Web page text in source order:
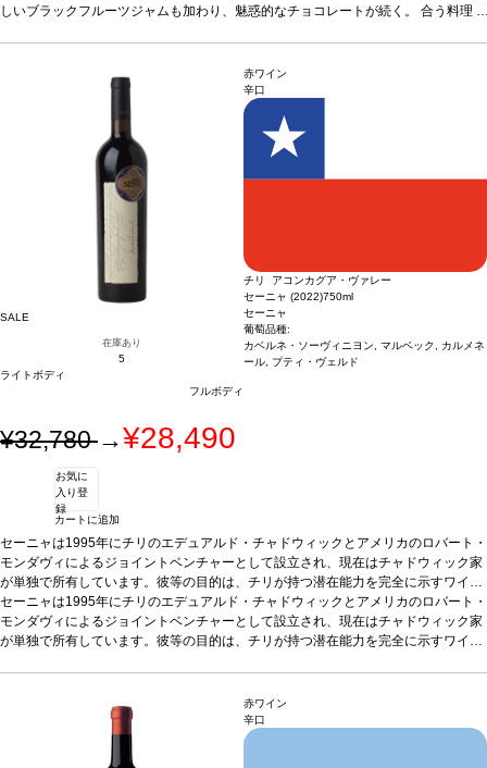
3%*本ヴィンテージが在庫切れの場合、在庫があり価格が同様の場合は自動的に次
しいブラックフルーツジャムも加わり、魅惑的なチョコレートが続く。 合う料理
*本ヴィンテージが在庫切れの場合、在庫があり価格が同様の場合は自動的に次
のヴィンテージに変更されます、ご了承ください。
SALE
在庫あり
5
ライトボディ
フルボディ
赤ワイン
辛口
チリ アコンカグア・ヴァレー
セーニャ (2022)750ml
セーニャ
葡萄品種:
カベルネ・ソーヴィニヨン, マルベック, カルメネ
ール, プティ・ヴェルド
¥32,780→¥28,490
お気に
入り登
録
カートに追加
セーニャは1995年にチリのエデュアルド・チャドウィックとアメリカのロバート・
モンダヴィによるジョイントベンチャーとして設立され、現在はチャドウィック家
が単独で所有しています。彼等の目的は、チリが持つ潜在能力を完全に示すワイン
を造ることでした。そのワインはボルドースタイルを基に、アコンカグア・ヴァレ
ーでバイオダイナミック農法の指針に基づいて栽培するブドウから造られる、チリ
らしい魂を持ったワインです。彼等の夢は、やがて世界の1級格付ワインの中に迎
熟したタンニンが感じられ、程よい凝縮感と生き生きとした酸味を持つ。太平洋か
らの涼しい風の影響を受けた穏やかな気温というユニークな立地がもたらす、調和
のとれたエレガントなスタイルが特徴的な逸品。 「スミレがかった鮮やかなチェリ
ー色。香り高く複雑なノーズを示し、プラム、ブルーベリー、ラベンダーなどのフ
セーニャは1995年にチリのエデュアルド・チャドウィックとアメリカのロバート・
モンダヴィによるジョイントベンチャーとして設立され、現在はチャドウィック家
が単独で所有しています。彼等の目的は、チリが持つ潜在能力を完全に示すワイン
らしい魂を持ったワインです。彼等の夢は、やがて世界の1級格付ワインの中に迎
え入れられるワインを造ることです。
テイスティングノート
厚で深みのある色調。赤果実のフレッシュでリッチなアロマを示し、エレガントで
熟したタンニンが感じられ、程よい凝縮感と生き生きとした酸味を持つ。太平洋か
赤ワイン
辛口